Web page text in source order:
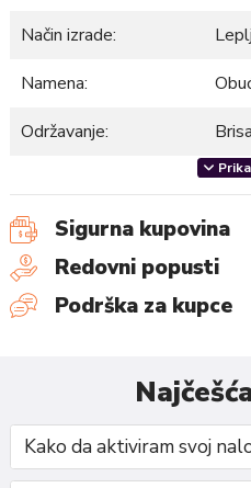
Način izrade:
Namena:
Održavanje:
nošenju. Pertle omogućavaju
prijanjanje uz stopalo, dok
osiguravaju dugotrajnost i
svakodnevne aktivnosti, ova
Sigurna kupovina
Redovni popusti
Podrška za kupce
Kako da aktiviram svoj